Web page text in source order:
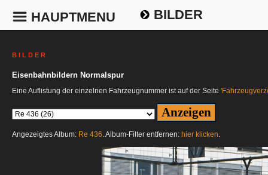
HAUPTMENU BILDER
B I L D E R
Eisenbahnbildern Normalspur
Eine Auflistung der einzelnen Fahrzeugnummer ist auf der Seite
Angezeigtes Album: Re 436. Album-Filter entfernen: hier klicken.